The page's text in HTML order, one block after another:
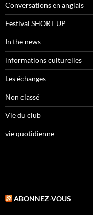
Conversations en anglais
Festival SHORT UP
In the news
informations culturelles
Les échanges
Non classé
Vie du club
vie quotidienne
ABONNEZ-VOUS